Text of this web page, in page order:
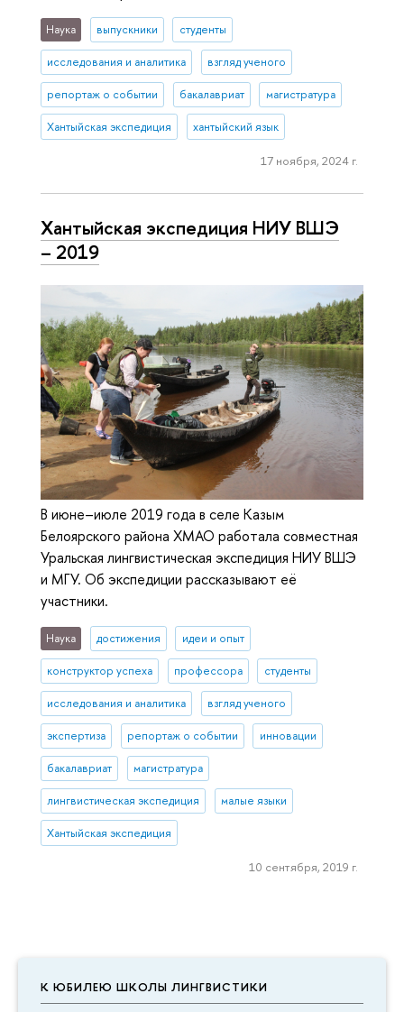
К ЮБИЛЕЮ ШКОЛЫ ЛИНГВИСТИКИ
Наука выпускники студенты
исследования и аналитика взгляд ученого
репортаж о событии бакалавриат магистратура
Хантыйская экспедиция хантыйский язык
17 ноября, 2024 г.
Хантыйская экспедиция НИУ ВШЭ
– 2019
В июне–июле 2019 года в селе Казым
Белоярского района ХМАО работала совместная
Уральская лингвистическая экспедиция НИУ ВШЭ
и МГУ. Об экспедиции рассказывают её
участники.
Наука достижения идеи и опыт
конструктор успеха профессора студенты
исследования и аналитика взгляд ученого
экспертиза репортаж о событии инновации
бакалавриат магистратура
лингвистическая экспедиция малые языки
Хантыйская экспедиция
10 сентября, 2019 г.